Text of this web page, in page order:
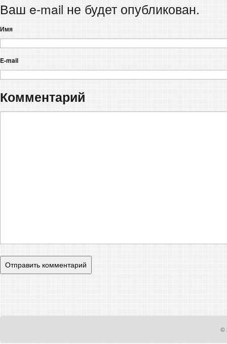
Ваш e-mail не будет опубликован.
Имя
E-mail
Комментарий
©